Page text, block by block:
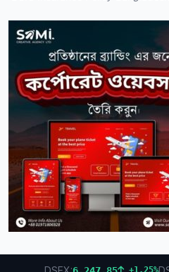
+1.25%